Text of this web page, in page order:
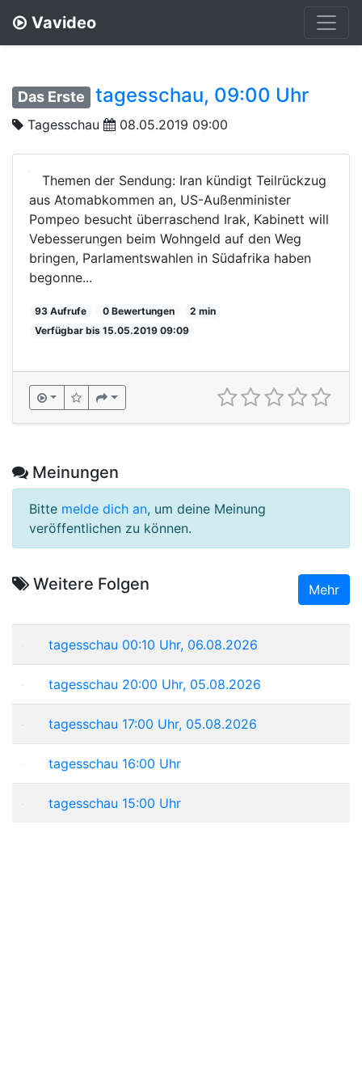
Vavideo
Das Erste tagesschau, 09:00 Uhr
Tagesschau 08.05.2019 09:00
Themen der Sendung: Iran kündigt Teilrückzug
aus Atomabkommen an, US-Außenminister
Pompeo besucht überraschend Irak, Kabinett will
Vebesserungen beim Wohngeld auf den Weg
bringen, Parlamentswahlen in Südafrika haben
begonne...
93 Aufrufe 0 Bewertungen
2 min
Verfügbar bis 15.05.2019 09:09
Meinungen
Bitte melde dich an, um deine Meinung
veröffentlichen zu können.
Weitere Folgen Mehr
tagesschau 00:10 Uhr, 06.08.2026
tagesschau 20:00 Uhr, 05.08.2026
tagesschau 17:00 Uhr, 05.08.2026
tagesschau 16:00 Uhr
tagesschau 15:00 Uhr